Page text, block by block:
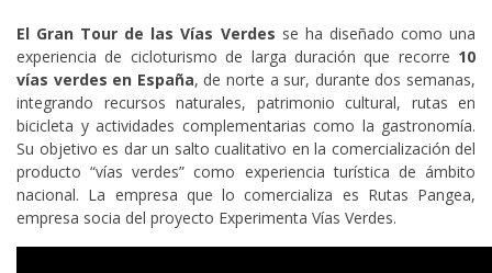
El Gran Tour de las Vías Verdes se ha diseñado como una
experiencia de cicloturismo de larga duración que recorre 10
vías verdes en España, de norte a sur, durante dos semanas,
integrando recursos naturales, patrimonio cultural, rutas en
bicicleta y actividades complementarias como la gastronomía.
Su objetivo es dar un salto cualitativo en la comercialización del
producto “vías verdes” como experiencia turística de ámbito
nacional. La empresa que lo comercializa es Rutas Pangea,
empresa socia del proyecto Experimenta Vías Verdes.